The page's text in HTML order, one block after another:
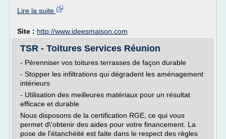
Lire la suite
Site : http://www.ideesmaison.com
TSR - Toitures Services Réunion
- Pérenniser vos toitures terrasses de façon durable
- Stopper les infiltrations qui dégradent les aménagement
intérieurs
- Utilisation des meilleures matériaux pour un résultat
efficace et durable
Nous disposons de la certification RGE, ce qui vous
permet d\'obtenir des aides pour votre financement. La
pose de l'étanchéité est faite dans le respect des règles